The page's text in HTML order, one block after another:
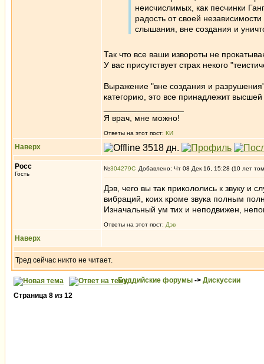
неисчислимых, как песчинки
радость от своей
слышания, вне создания и
Так что все ваши извороты не
У вас присутствует страх некого
Выражение "вне создания и
категорию, это все принадлежит
Я врач, мне можно!
Ответы на этот пост: КИ
Наверх
Росс
Гость
№304279 Добавлено: Чт 08 Дек 16, 15:28 (10 лет
Дэв, чего вы так прикололись к звуку и
вибраций, коих кроме звука полным
Изначальный ум тих и неподвижен,
Ответы на этот пост: Дэв
Наверх
Тред сейчас никто не читает.
Буддийские форумы -> Дискуссии
Страница 8 из 12